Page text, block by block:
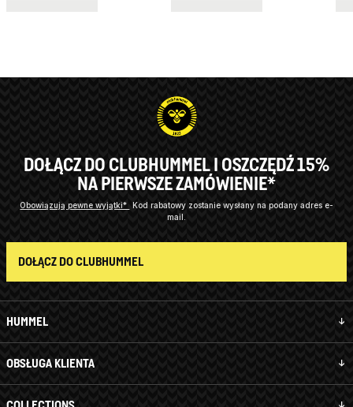
HUMMEL
OBSŁUGA KLIENTA
DOŁĄCZ DO CLUBHUMMEL I OSZCZĘDŹ 15%
NA PIERWSZE ZAMÓWIENIE*
Obowiązują pewne wyjątki*
Kod rabatowy zostanie wysłany na podany adres e-
mail.
DOŁĄCZ DO CLUBHUMMEL